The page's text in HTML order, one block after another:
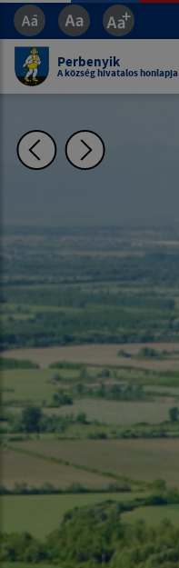
Perbenyik
A község hivatalos honlapja